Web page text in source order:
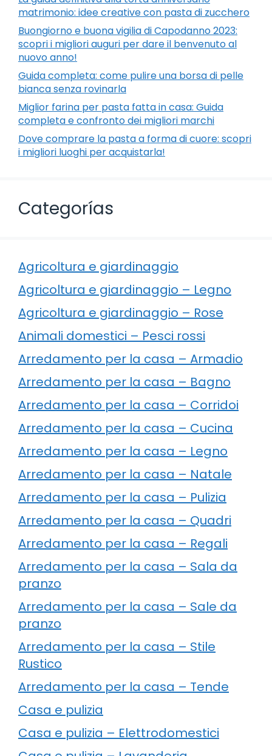
matrimonio: idee creative con pasta di zucchero
Buongiorno e buona vigilia di Capodanno 2023:
scopri i migliori auguri per dare il benvenuto al
nuovo anno!
Guida completa: come pulire una borsa di pelle
bianca senza rovinarla
Miglior farina per pasta fatta in casa: Guida
completa e confronto dei migliori marchi
Dove comprare la pasta a forma di cuore: scopri
i migliori luoghi per acquistarla!
Categorías
Agricoltura e giardinaggio
Agricoltura e giardinaggio – Legno
Agricoltura e giardinaggio – Rose
Animali domestici – Pesci rossi
Arredamento per la casa – Armadio
Arredamento per la casa – Bagno
Arredamento per la casa – Corridoi
Arredamento per la casa – Cucina
Arredamento per la casa – Legno
Arredamento per la casa – Natale
Arredamento per la casa – Pulizia
Arredamento per la casa – Quadri
Arredamento per la casa – Regali
Arredamento per la casa – Sala da
pranzo
Arredamento per la casa – Sale da
pranzo
Arredamento per la casa – Stile
Rustico
Arredamento per la casa – Tende
Casa e pulizia
Casa e pulizia – Elettrodomestici